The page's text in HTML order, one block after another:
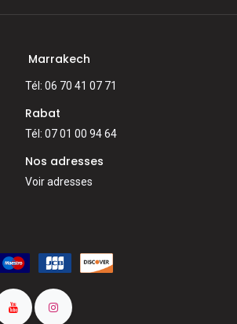
Marrakech
Tél: 06 70 41 07 71
Rabat
Tél: 07 01 00 94 64
Nos adresses
Voir adresses